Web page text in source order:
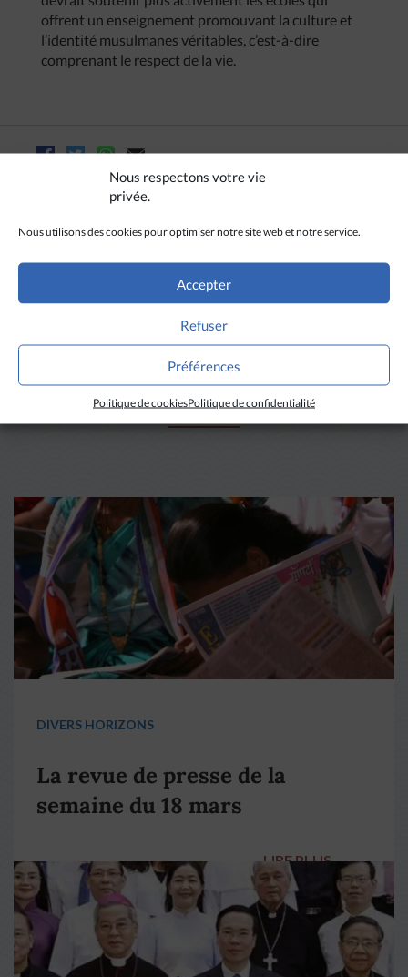
Nous respectons votre vie
privée.
Nous utilisons des cookies pour optimiser notre site web et notre service.
Accepter
Refuser
Préférences
Politique de cookiesPolitique de confidentialité
offrent un enseignement promouvant la culture et
l’identité musulmanes véritables, c’est-à-dire
comprenant le respect de la vie.
A LIRE AUSSI
DIVERS HORIZONS
La revue de presse de la
semaine du 18 mars
LIRE PLUS →